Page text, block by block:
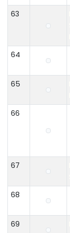
63
64
65
66
67
68
69